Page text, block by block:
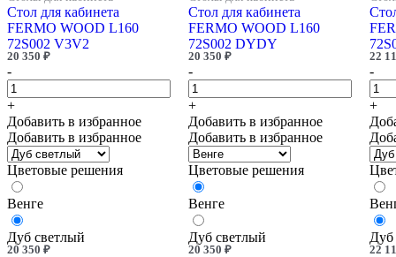
Стол для кабинета
FERMO WOOD L160
72S002 V3V2
20 350 ₽
-
+
Добавить в избранное
Добавить в избранное
Цветовые решения
Венге
Дуб светлый
20 350 ₽
Стол для кабинета
FERMO WOOD L160
72S002 DYDY
20 350 ₽
-
+
Добавить в избранное
Добавить в избранное
Цветовые решения
Венге
Дуб светлый
20 350 ₽
22
-
+
Дуб
22